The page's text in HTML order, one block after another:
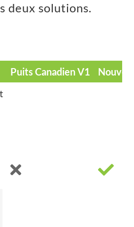
deux solutions.
Puits Canadien V1